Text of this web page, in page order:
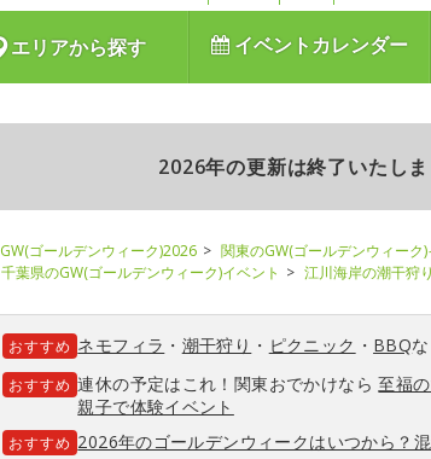
エリアから探す イベントカレンダー
2026年の更新は終了いたし
GW(ゴールデンウィーク)2026 関東のGW(ゴールデンウィーク
千葉県のGW(ゴールデンウィーク)イベント
江川海岸の潮干狩り
おすすめ ネモフィラ ・ 潮干狩り ・ ピクニック ・ BBQ
おすすめ 連休の予定はこれ！関東おでかけなら至福
親子で体験イベント
おすすめ 2026年のゴールデンウィークはいつから？